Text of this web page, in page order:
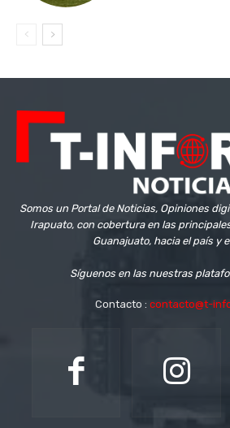
Somos un Portal de Noticias, Opiniones
Irapuato, con cobertura en las
Guanajuato, hacia el país y
Síguenos en las nuestras
Contacto : contacto@t-